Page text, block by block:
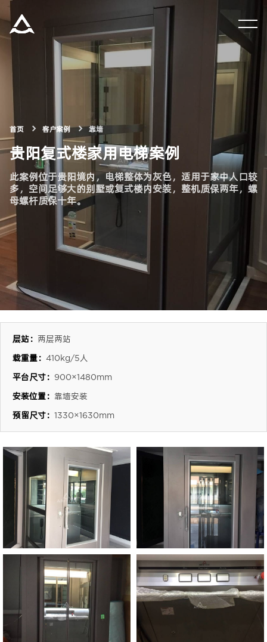
集团资讯
产品中心
关于瑞特科
合作伙伴
首页 客户案例 靠墙
贵阳复式楼家用电梯案例
此案例位于贵阳境内，电梯整体为灰色，适用于家中人口较
多，空间足够大的别墅或复式楼内安装，整机质保两年，螺
母螺杆质保十年。
层站： 两层两站
载重量： 410kg/5人
平台尺寸： 900×1480mm
安装位置： 靠墙安装
预留尺寸： 1330×1630mm